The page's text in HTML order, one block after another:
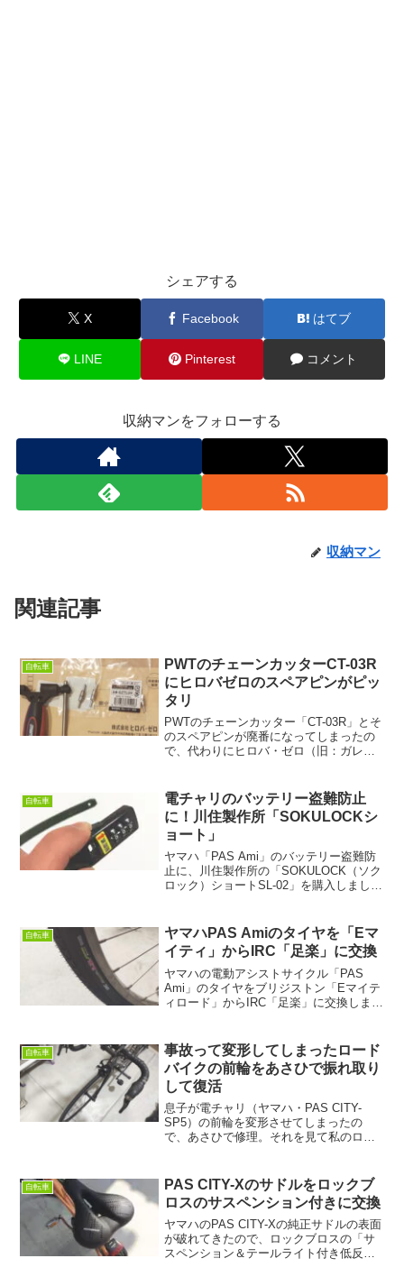
シェアする
X Facebook はてブ
LINE Pinterest コメント
収納マンをフォローする
収納マン
関連記事
自転車
PWTのチェーンカッターCT-03R
にヒロバゼロのスペアピンがピッ
タリ
PWTのチェーンカッター「CT-03R」とそ
のスペアピンが廃番になってしまったの
で、代わりにヒロバ・ゼロ（旧：ガレー
ころ、問題なく使うことができました。
自転車
電チャリのバッテリー盗難防止
に！川住製作所「SOKULOCKシ
ョート」
ヤマハ「PAS Ami」のバッテリー盗難防
止に、川住製作所の「SOKULOCK（ソク
ロック）ショートSL-02」を購入しまし
ル錠の3桁の番号も自由に変えることがで
きます。
自転車
ヤマハPAS Amiのタイヤを「Eマ
イティ」からIRC「足楽」に交換
ヤマハの電動アシストサイクル「PAS
Ami」のタイヤをブリジストン「Eマイテ
ィロード」からIRC「足楽」に交換しまし
心地で良いんじゃないかなと思います。
自転車
事故って変形してしまったロード
バイクの前輪をあさひで振れ取り
して復活
息子が電チャリ（ヤマハ・PAS CITY-
SP5）の前輪を変形させてしまったの
で、あさひで修理。それを見て私のロー
もらえました。
自転車
PAS CITY-Xのサドルをロックブ
ロスのサスペンション付きに交換
ヤマハのPAS CITY-Xの純正サドルの表面
が破れてきたので、ロックブロスの「サ
スペンション＆テールライト付き低反発